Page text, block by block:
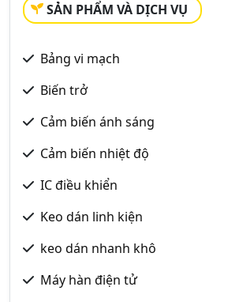
SẢN PHẨM VÀ DỊCH VỤ
Bảng vi mạch
Biến trở
Cảm biến ánh sáng
Cảm biến nhiệt độ
IC điều khiển
Keo dán linh kiện
keo dán nhanh khô
Máy hàn điện tử